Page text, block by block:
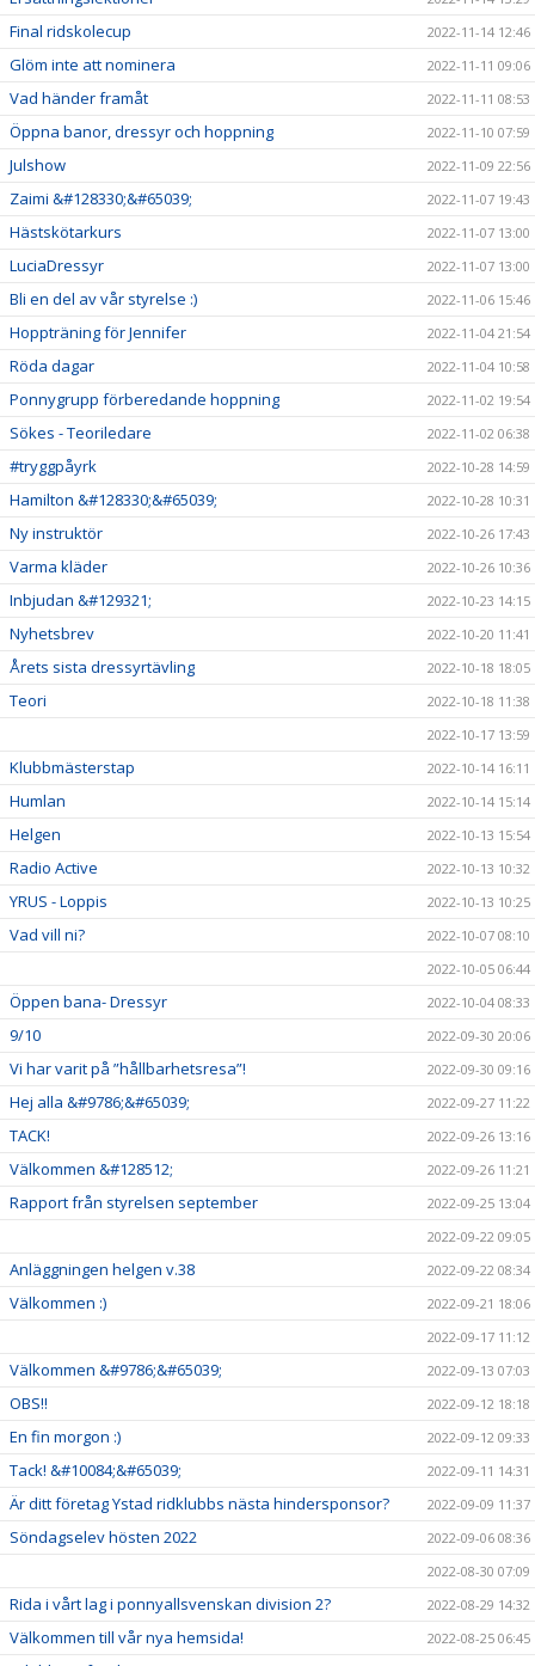
Final ridskolecup 2022-11-14 12:46
Glöm inte att nominera 2022-11-11 09:06
Vad händer framåt 2022-11-11 08:53
Öppna banor, dressyr och hoppning 2022-11-10 07:59
Julshow 2022-11-09 22:56
Zaimi &#128330;&#65039; 2022-11-07 19:43
Hästskötarkurs 2022-11-07 13:00
LuciaDressyr 2022-11-07 13:00
Bli en del av vår styrelse :) 2022-11-06 15:46
Hoppträning för Jennifer 2022-11-04 21:54
Röda dagar 2022-11-04 10:58
Ponnygrupp förberedande hoppning 2022-11-02 19:54
Sökes - Teoriledare 2022-11-02 06:38
#tryggpåyrk 2022-10-28 14:59
Hamilton &#128330;&#65039; 2022-10-28 10:31
Ny instruktör 2022-10-26 17:43
Varma kläder 2022-10-26 10:36
Inbjudan &#129321; 2022-10-23 14:15
Nyhetsbrev 2022-10-20 11:41
Årets sista dressyrtävling 2022-10-18 18:05
Teori
2022-10-18 11:38
2022-10-17 13:59
Klubbmästerstap 2022-10-14 16:11
Humlan 2022-10-14 15:14
Helgen 2022-10-13 15:54
Radio Active 2022-10-13 10:32
YRUS - Loppis 2022-10-13 10:25
Vad vill ni?
2022-10-07 08:10
2022-10-05 06:44
Öppen bana- Dressyr 2022-10-04 08:33
9/10 2022-09-30 20:06
Vi har varit på ”hållbarhetsresa”! 2022-09-30 09:16
Hej alla &#9786;&#65039; 2022-09-27 11:22
TACK! 2022-09-26 13:16
Välkommen &#128512; 2022-09-26 11:21
Rapport från styrelsen september
2022-09-25 13:04
2022-09-22 09:05
Anläggningen helgen v.38 2022-09-22 08:34
Välkommen :)
2022-09-21 18:06
2022-09-17 11:12
Välkommen &#9786;&#65039; 2022-09-13 07:03
OBS!! 2022-09-12 18:18
En fin morgon :) 2022-09-12 09:33
Tack! &#10084;&#65039; 2022-09-11 14:31
Är ditt företag Ystad ridklubbs nästa hindersponsor? 2022-09-09 11:37
Söndagselev hösten 2022
2022-09-06 08:36
2022-08-30 07:09
Rida i vårt lag i ponnyallsvenskan division 2? 2022-08-29 14:32
Välkommen till vår nya hemsida! 2022-08-25 06:45